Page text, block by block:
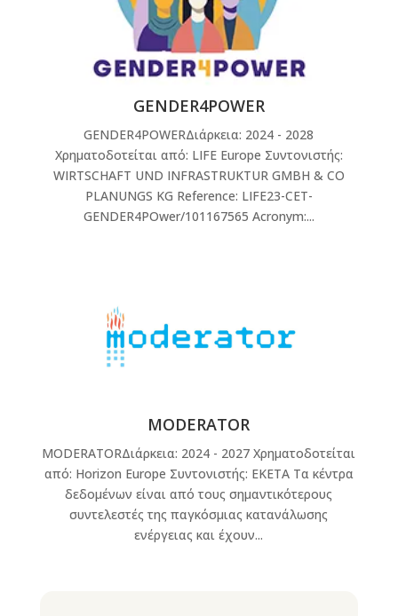
GENDER4POWER
GENDER4POWERΔιάρκεια: 2024 - 2028
Χρηματοδοτείται από: LIFE Europe Συντονιστής:
WIRTSCHAFT UND INFRASTRUKTUR GMBH & CO
PLANUNGS KG Reference: LIFE23-CET-
GENDER4POwer/101167565 Acronym:...
MODERATOR
MODERATORΔιάρκεια: 2024 - 2027 Χρηματοδοτείται
από: Horizon Europe Συντονιστής: ΕΚΕΤΑ Τα κέντρα
δεδομένων είναι από τους σημαντικότερους
συντελεστές της παγκόσμιας κατανάλωσης
ενέργειας και έχουν...